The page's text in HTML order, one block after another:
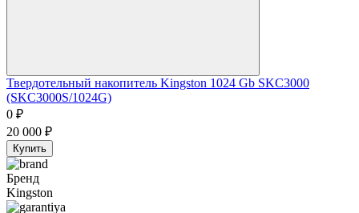
Твердотельный накопитель Kingston 1024 Gb SKC3000
(SKC3000S/1024G)
0 ₽
20 000 ₽
Купить
Бренд
Kingston